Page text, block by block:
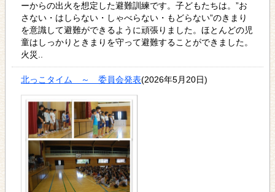
ーからの出火を想定した避難訓練です。子どもたちは。”お
さない・はしらない・しゃべらない・もどらない”のきまり
を意識して避難ができるように頑張りました。ほとんどの児
童はしっかりときまりを守って避難することができました。
火災..
北っこタイム ～ 委員会発表(2026年5月20日)